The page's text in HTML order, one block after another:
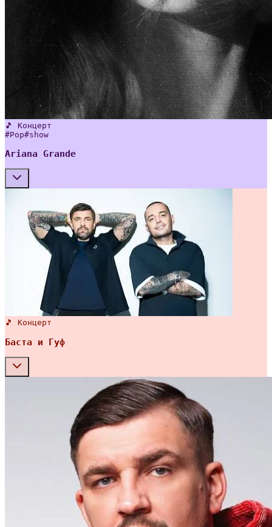
🎵 Концерт
#Pop#show
Ariana Grande
🎵 Концерт
Баста и Гуф